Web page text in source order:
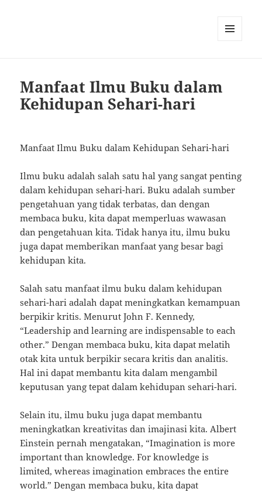
Manfaat Ilmu Buku dalam
Kehidupan Sehari-hari
Manfaat Ilmu Buku dalam Kehidupan Sehari-hari
Ilmu buku adalah salah satu hal yang sangat penting
dalam kehidupan sehari-hari. Buku adalah sumber
pengetahuan yang tidak terbatas, dan dengan
membaca buku, kita dapat memperluas wawasan
dan pengetahuan kita. Tidak hanya itu, ilmu buku
juga dapat memberikan manfaat yang besar bagi
kehidupan kita.
Salah satu manfaat ilmu buku dalam kehidupan
sehari-hari adalah dapat meningkatkan kemampuan
berpikir kritis. Menurut John F. Kennedy,
“Leadership and learning are indispensable to each
other.” Dengan membaca buku, kita dapat melatih
otak kita untuk berpikir secara kritis dan analitis.
Hal ini dapat membantu kita dalam mengambil
keputusan yang tepat dalam kehidupan sehari-hari.
Selain itu, ilmu buku juga dapat membantu
meningkatkan kreativitas dan imajinasi kita. Albert
Einstein pernah mengatakan, “Imagination is more
important than knowledge. For knowledge is
limited, whereas imagination embraces the entire
world.” Dengan membaca buku, kita dapat